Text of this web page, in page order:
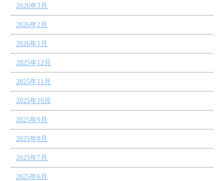
2026年3月
2026年2月
2026年1月
2025年12月
2025年11月
2025年10月
2025年9月
2025年8月
2025年7月
2025年6月